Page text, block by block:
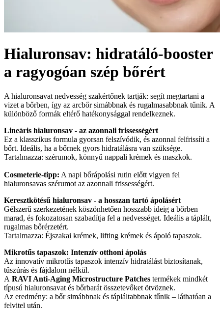
Hialuronsav: hidratáló-booster
a ragyogóan szép bőrért
A hialuronsavat nedvesség szakértőnek tartják: segít megtartani a
vizet a bőrben, így az arcbőr simábbnak és rugalmasabbnak tűnik. A
különböző formák eltérő hatékonysággal rendelkeznek.
Lineáris hialuronsav - az azonnali frissességért
Ez a klasszikus formula gyorsan felszívódik, és azonnal felfrissíti a
bőrt. Ideális, ha a bőrnek gyors hidratálásra van szüksége.
Tartalmazza: szérumok, könnyű nappali krémek és maszkok.
Cosmeterie-tipp: A napi bőrápolási rutin előtt vigyen fel
hialuronsavas szérumot az azonnali frissességért.
Keresztkötésű hialuronsav - a hosszan tartó ápolásért
Gélszerű szerkezetének köszönhetően hosszabb ideig a bőrben
marad, és fokozatosan szabadítja fel a nedvességet. Ideális a táplált,
rugalmas bőrérzetért.
Tartalmazza: Éjszakai krémek, lifting krémek és ápoló tapaszok.
Mikrotűs tapaszok: Intenzív otthoni ápolás
Az innovatív mikrotűs tapaszok intenzív hidratálást biztosítanak,
tűszúrás és fájdalom nélkül.
A RAVI Anti-Aging Microstructure Patches termékek mindkét
típusú hialuronsavat és bőrbarát összetevőket ötvöznek.
Az eredmény: a bőr simábbnak és tápláltabbnak tűnik – láthatóan a
felvitel után.